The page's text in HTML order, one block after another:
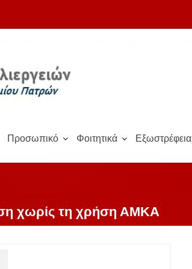
Προσωπικό Φοιτητικά Εξωστρέφεια
χωρίς τη χρήση ΑΜΚΑ